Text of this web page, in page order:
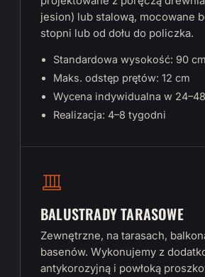
jesion) lub stalową, mocowane
stopni lub od dołu do policzka.
Standardowa wysokość: 90 cm
Maks. odstęp prętów: 12 cm
Wycena indywidualna w
Realizacja: 4–8 tygodni
BALUSTRADY TARASOWE
Zewnętrzne, na tarasach,
basenów. Wykonujemy z
antykorozyjną i powłoką